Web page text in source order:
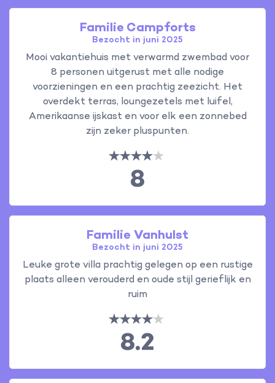
Familie Campforts
Bezocht in juni 2025
Mooi vakantiehuis met verwarmd zwembad voor
8 personen uitgerust met alle nodige
voorzieningen en een prachtig zeezicht. Het
overdekt terras, loungezetels met luifel,
Amerikaanse ijskast en voor elk een zonnebed
zijn zeker pluspunten.
8
Familie Vanhulst
Bezocht in juni 2025
Leuke grote villa prachtig gelegen op een rustige
plaats alleen verouderd en oude stijl gerieflijk en
ruim
8.2